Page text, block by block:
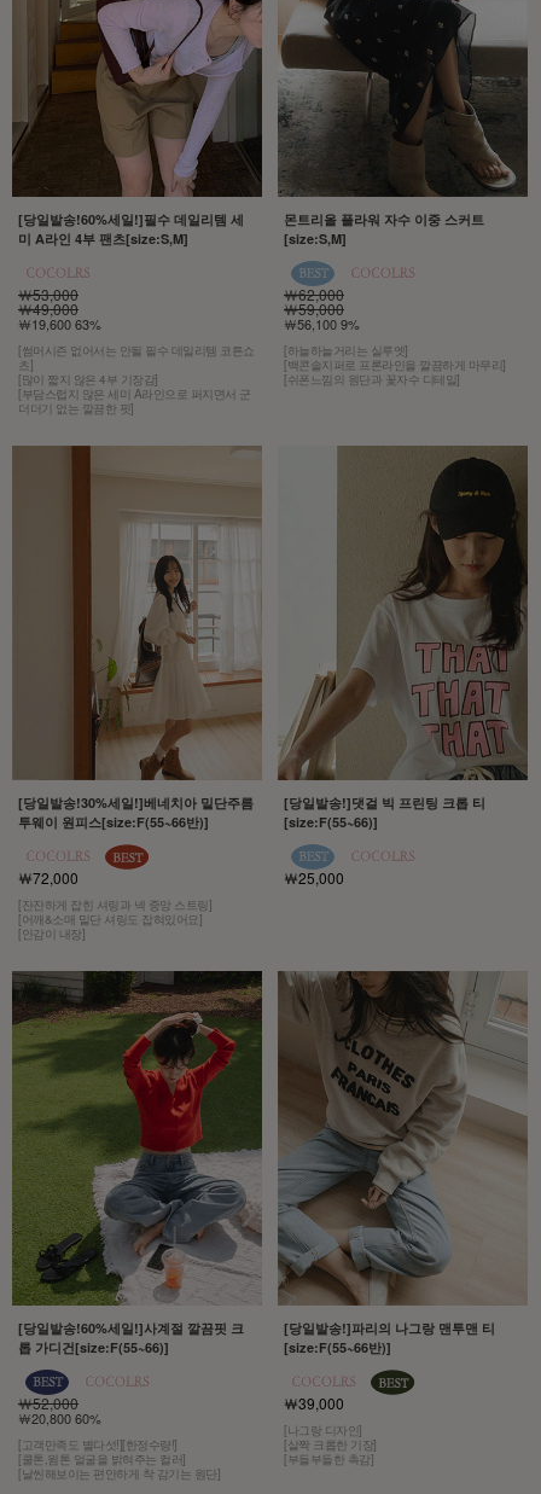
[당일발송!60%세일!]필수 데일리템 세
미 A라인 4부 팬츠[size:S,M]
￦53,000
￦49,000
￦19,600 63%
[썸머시즌 없어서는 안될 필수 데일리템 코튼쇼
츠]
[많이 짧지 않은 4부 기장감]
[부담스럽지 않은 세미 A라인으로 퍼지면서 군
더더기 없는 깔끔한 핏]
몬트리올 플라워 자수 이중 스커트
[size:S,M]
￦62,000
￦59,000
￦56,100 9%
[하늘하늘거리는 실루엣]
[백콘솔지퍼로 프론라인을 깔끔하게 마무리]
[쉬폰느낌의 원단과 꽃자수 디테일]
[당일발송!30%세일!]베네치아 밑단주름
투웨이 원피스[size:F(55~66반)]
￦72,000
[잔잔하게 잡힌 셔링과 넥 중앙 스트링]
[어깨&소매 밑단 셔링도 잡혀있어요]
[안감이 내장]
[당일발송!]댓걸 빅 프린팅 크롭 티
[size:F(55~66)]
￦25,000
[당일발송!60%세일!]사계절 깔끔핏 크
롭 가디건[size:F(55~66)]
￦52,000
￦20,800 60%
[고객만족도 별다섯!][한정수량!]
[쿨톤,윔톤 얼굴을 밝혀주는 컬러]
[날씬해보이는 편안하게 착 감기는 원단]
[당일발송!]파리의 나그랑 맨투맨 티
[size:F(55~66반)]
￦39,000
[나그랑 디자인]
[살짝 크롭한 기장]
[부들부들한 촉감]